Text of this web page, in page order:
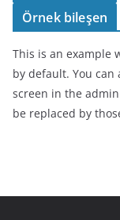
Örnek bileşen
This is an example
by default. You
screen in the
be replaced by